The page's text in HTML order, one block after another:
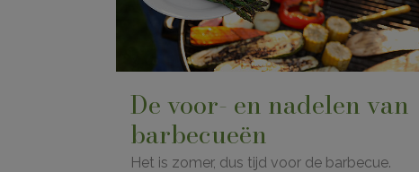
De voor- en nadelen van
barbecueën
Het is zomer, dus tijd voor de barbecue.